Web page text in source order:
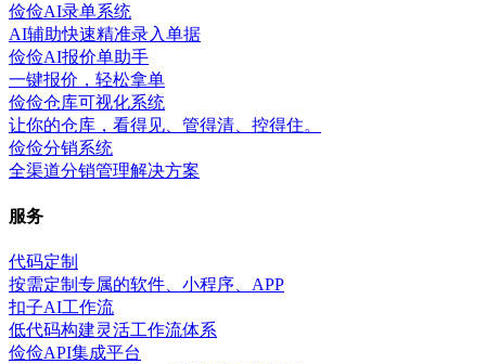
俭俭AI录单系统
AI辅助快速精准录入单据
俭俭AI报价单助手
一键报价，轻松拿单
俭俭仓库可视化系统
让你的仓库，看得见、管得清、控得住。
俭俭分销系统
全渠道分销管理解决方案
服务
代码定制
按需定制专属的软件、小程序、APP
扣子AI工作流
低代码构建灵活工作流体系
俭俭API集成平台